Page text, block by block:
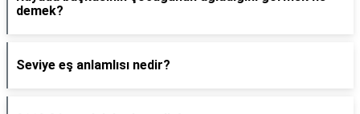
demek?
Seviye eş anlamlısı nedir?